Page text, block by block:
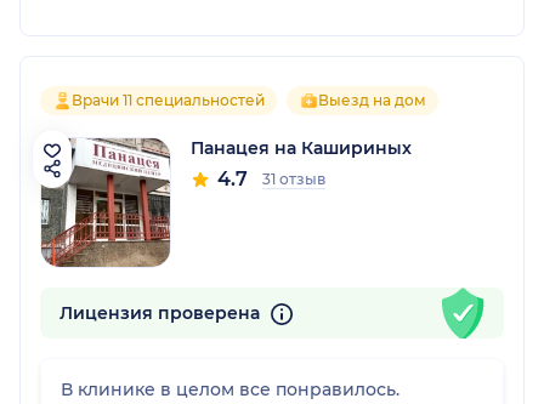
Врачи 11 специальностей Выезд на дом
Панацея на Кашириных
4.7 31 отзыв
Лицензия проверена
В клинике в целом все понравилось.